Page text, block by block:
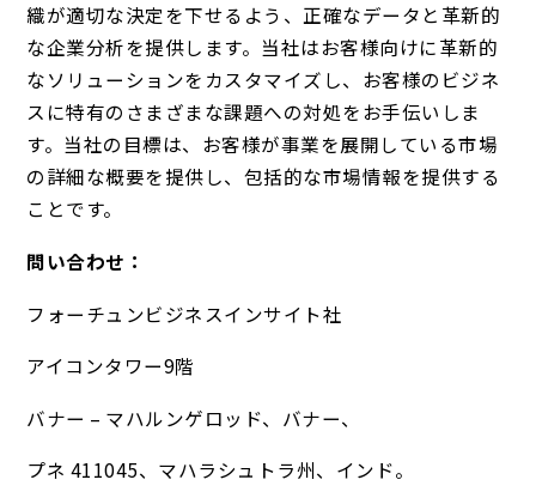
織が適切な決定を下せるよう、正確なデータと革新的
な企業分析を提供します。当社はお客様向けに革新的
なソリューションをカスタマイズし、お客様のビジネ
スに特有のさまざまな課題への対処をお手伝いしま
す。当社の目標は、お客様が事業を展開している市場
の詳細な概要を提供し、包括的な市場情報を提供する
ことです。
問い合わせ：
フォーチュンビジネスインサイト社
アイコンタワー9階
バナー – マハルンゲロッド、バナー、
プネ 411045、マハラシュトラ州、インド。